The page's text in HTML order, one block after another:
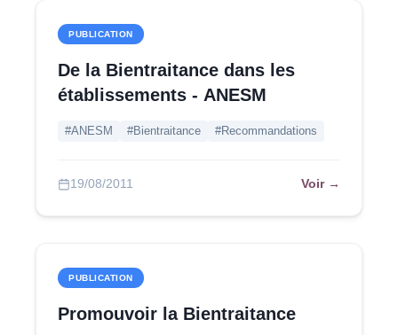
PUBLICATION
De la Bientraitance dans les
établissements - ANESM
#ANESM #Bientraitance #Recommandations
19/08/2011 Voir →
PUBLICATION
Promouvoir la Bientraitance